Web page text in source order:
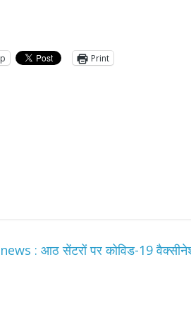
Print
: आठ सेंटरों पर कोविड-19